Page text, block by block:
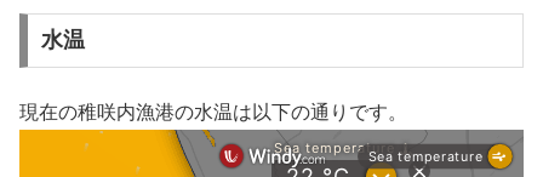
水温
現在の稚咲内漁港の水温は以下の通りです。